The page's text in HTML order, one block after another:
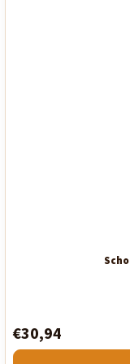
Produktbewertung
ist
5,0
€30,94